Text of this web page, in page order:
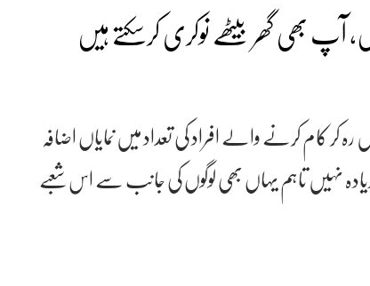
کر کام کرنے والے افراد کی تعداد میں نمایاں اضافہ
نہیں تاہم یہاں بھی لوگوں کی جانب سے اس شعبے